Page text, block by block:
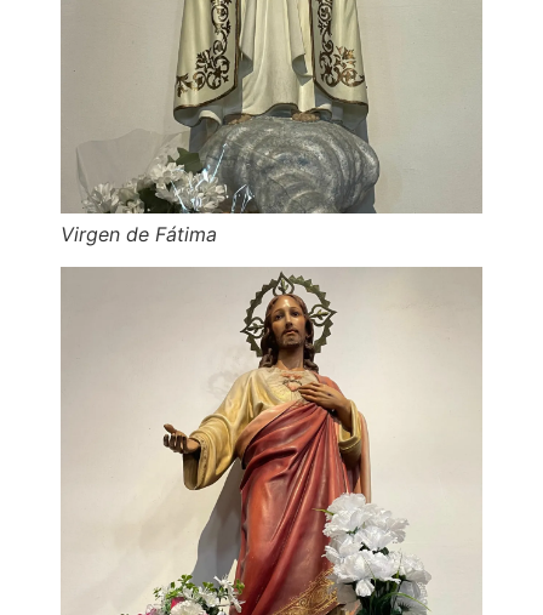
Virgen de Fátima